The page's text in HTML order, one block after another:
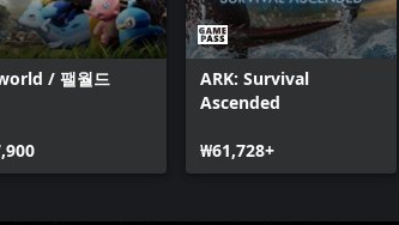
/ 팰월드
ARK: Survival
Ascended
₩61,728+